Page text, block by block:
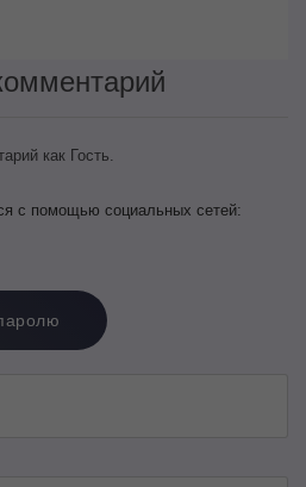
как Гость.
с помощью социальных сетей: